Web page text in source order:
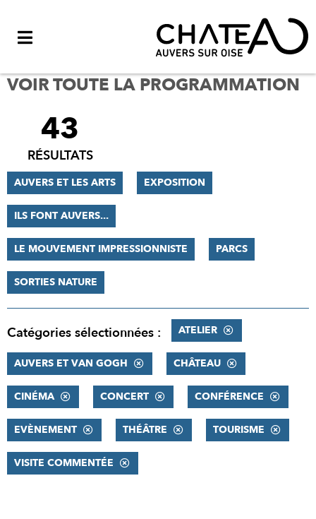
VOIR TOUTE LA PROGRAMMATION
FILTRER
RÉSULTATS
43
RÉSULTATS
AUVERS ET LES ARTS EXPOSITION
ILS FONT AUVERS...
LE MOUVEMENT IMPRESSIONNISTE PARCS
SORTIES NATURE
Catégories sélectionnées : ATELIER
AUVERS ET VAN GOGH CHÂTEAU
CINÉMA CONCERT CONFÉRENCE
EVÈNEMENT THÉÂTRE TOURISME
VISITE COMMENTÉE